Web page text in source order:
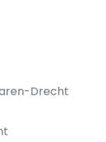
Drecht